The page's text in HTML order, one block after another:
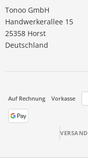
Tonoo GmbH
Handwerkerallee 15
25358 Horst
Deutschland
Auf Rechnung
Vorkasse
VERSAND